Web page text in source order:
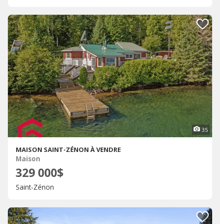
35
MAISON SAINT-ZÉNON À VENDRE
Maison
329 000$
Saint-Zénon